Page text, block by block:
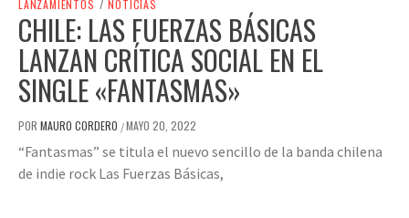
LANZAMIENTOS / NOTICIAS
CHILE: LAS FUERZAS BÁSICAS
LANZAN CRÍTICA SOCIAL EN EL
SINGLE «FANTASMAS»
POR MAURO CORDERO /MAYO 20, 2022
“Fantasmas” se titula el nuevo sencillo de la banda chilena
de indie rock Las Fuerzas Básicas,